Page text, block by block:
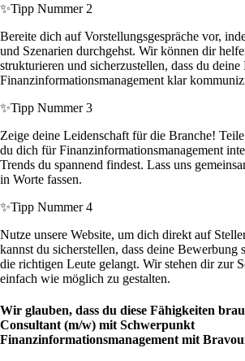
✨Tipp Nummer 2
Bereite dich auf Vorstellungsgespräche vor,
und Szenarien durchgehst. Wir können dir
strukturieren und sicherzustellen, dass du
Finanzinformationsmanagement klar
✨Tipp Nummer 3
Zeige deine Leidenschaft für die Branche!
du dich für Finanzinformationsmanagement
Trends du spannend findest. Lass uns
in Worte fassen.
✨Tipp Nummer 4
Nutze unsere Website, um dich direkt auf
kannst du sicherstellen, dass deine Bewerbung
die richtigen Leute gelangt. Wir stehen dir zur
einfach wie möglich zu gestalten.
Wir glauben, dass du diese Fähigkeiten
Consultant (m/w) mit Schwerpunkt
Finanzinformationsmanagement mit